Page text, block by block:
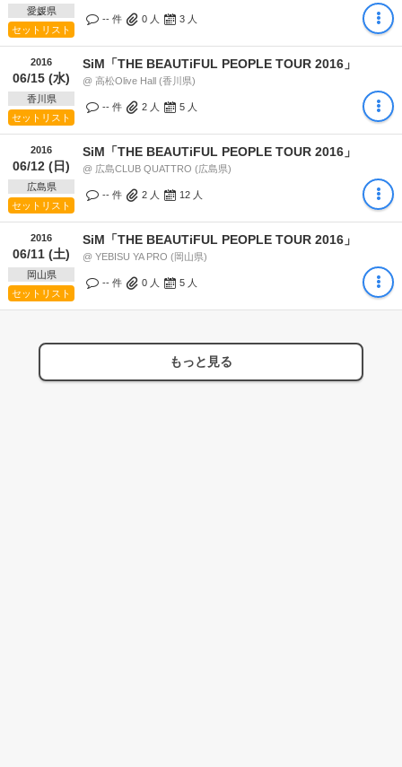
愛媛県
セットリスト
-- 件 0 人 3 人
2016
06/15 (水)
香川県
セットリスト
SiM「THE BEAUTiFUL PEOPLE TOUR 2016」
@ 高松Olive Hall (香川県)
-- 件 2 人 5 人
2016
06/12 (日)
広島県
セットリスト
SiM「THE BEAUTiFUL PEOPLE TOUR 2016」
@ 広島CLUB QUATTRO (広島県)
-- 件 2 人 12 人
2016
06/11 (土)
岡山県
セットリスト
SiM「THE BEAUTiFUL PEOPLE TOUR 2016」
@ YEBISU YA PRO (岡山県)
-- 件 0 人 5 人
もっと見る